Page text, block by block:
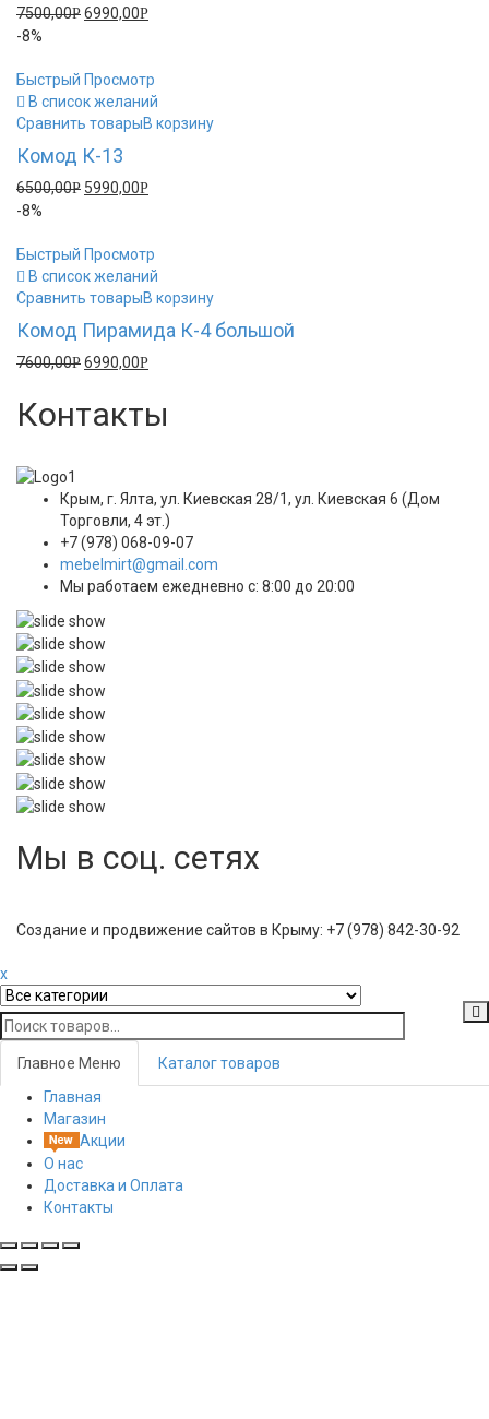
7500,00Р 6990,00Р
-8%
Быстрый Просмотр
В список желаний
Сравнить товарыВ корзину
Комод К-13
6500,00Р 5990,00Р
-8%
Быстрый Просмотр
В список желаний
Сравнить товарыВ корзину
Комод Пирамида К-4 большой
7600,00Р 6990,00Р
Контакты
Крым, г. Ялта, ул. Киевская 28/1, ул. Киевская 6 (Дом
Торговли, 4 эт.)
+7 (978) 068-09-07
mebelmirt@gmail.com
Мы работаем ежедневно с: 8:00 до 20:00
Мы в соц. сетях
Создание и продвижение сайтов в Крыму: +7 (978) 842-30-92
x
Главное Меню Каталог товаров
Главная
Магазин
Акции
О нас
Доставка и Оплата
Контакты